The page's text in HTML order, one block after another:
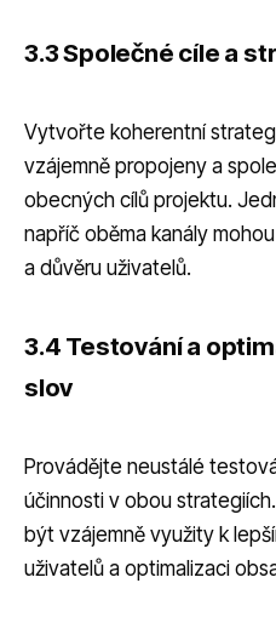
3.3 Společné cíle a
Vytvořte koherentní
vzájemně propojeny a
obecných cílů projektu.
napříč oběma kanály
a důvěru uživatelů.
3.4 Testování a
slov
Provádějte neustálé
účinnosti v obou
být vzájemně využity k
uživatelů a optimalizaci